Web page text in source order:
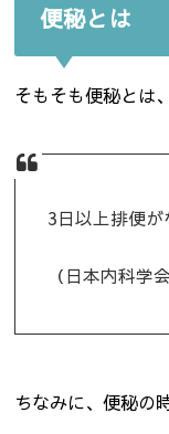
便秘とは
そもそも便秘とは
3日以上排便
（日本内科学
ちなみに、便秘の